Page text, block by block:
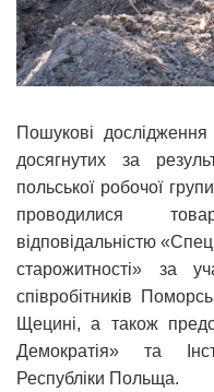
Пошукові
досягнутих за
польської робочої
проводилися
відповідальністю
старожитності» за
співробітників
Щецині, а також
Демократія» та
Республіки Польща.